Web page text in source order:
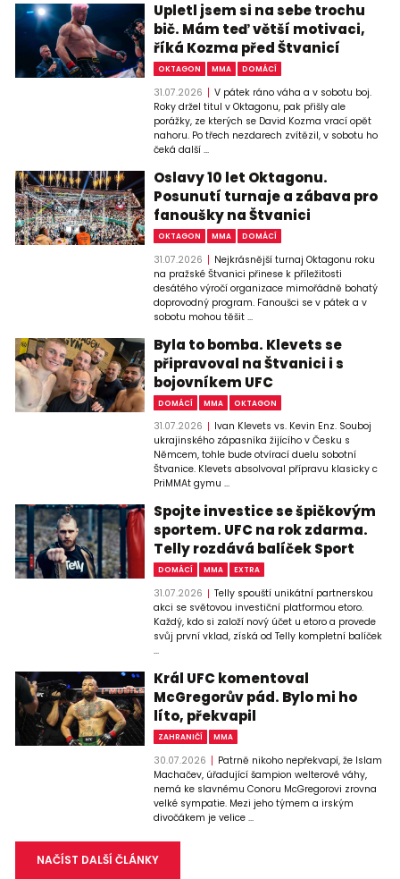
Upletl jsem si na sebe trochu
bič. Mám teď větší motivaci,
říká Kozma před Štvanicí
OKTAGON MMA DOMÁCÍ
31.07.2026
V pátek ráno váha a v sobotu boj.
Roky držel titul v Oktagonu, pak přišly ale
porážky, ze kterých se David Kozma vrací opět
nahoru. Po třech nezdarech zvítězil, v sobotu ho
čeká další ...
Oslavy 10 let Oktagonu.
Posunutí turnaje a zábava pro
fanoušky na Štvanici
OKTAGON MMA DOMÁCÍ
31.07.2026
Nejkrásnější turnaj Oktagonu roku
na pražské Štvanici přinese k příležitosti
desátého výročí organizace mimořádně bohatý
doprovodný program. Fanoušci se v pátek a v
sobotu mohou těšit ...
Byla to bomba. Klevets se
připravoval na Štvanici i s
bojovníkem UFC
DOMÁCÍ MMA OKTAGON
31.07.2026
Ivan Klevets vs. Kevin Enz. Souboj
ukrajinského zápasníka žijícího v Česku s
Němcem, tohle bude otvírací duelu sobotní
Štvanice. Klevets absolvoval přípravu klasicky c
PriMMAt gymu ...
Spojte investice se špičkovým
sportem. UFC na rok zdarma.
Telly rozdává balíček Sport
DOMÁCÍ MMA EXTRA
31.07.2026
Telly spouští unikátní partnerskou
akci se světovou investiční platformou etoro.
Každý, kdo si založí nový účet u etoro a provede
svůj první vklad, získá od Telly kompletní balíček
...
Král UFC komentoval
McGregorův pád. Bylo mi ho
líto, překvapil
ZAHRANIČÍ MMA
30.07.2026
Patrně nikoho nepřekvapí, že Islam
Machačev, úřadující šampion welterové váhy,
nemá ke slavnému Conoru McGregorovi zrovna
velké sympatie. Mezi jeho týmem a irským
divočákem je velice ...
NAČÍST DALŠÍ ČLÁNKY